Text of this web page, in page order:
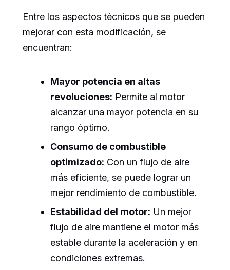
Entre los aspectos técnicos que se pueden
mejorar con esta modificación, se
encuentran:
Mayor potencia en altas
revoluciones: Permite al motor
alcanzar una mayor potencia en su
rango óptimo.
Consumo de combustible
optimizado: Con un flujo de aire
más eficiente, se puede lograr un
mejor rendimiento de combustible.
Estabilidad del motor: Un mejor
flujo de aire mantiene el motor más
estable durante la aceleración y en
condiciones extremas.